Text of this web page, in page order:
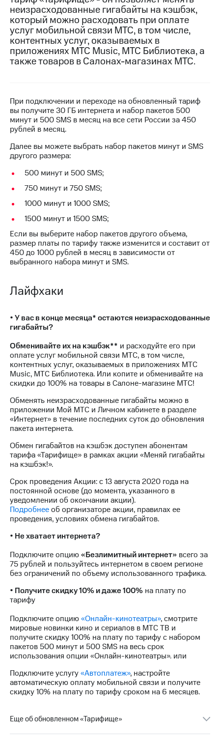
Роуминг
Семейная
группа
Оформить
eSIM
карта
для
Оформить
чистый
номер
Выбрать
красивый
номер
Заменить
Перейти
eSIM
Выберите
и подключите
ТВ
с выгодным
тарифом
Тарифы
Интернет,
ТВ и телефон
для дома
Услуги
Акции
Домашний
интернет
ТВ
Спутниковое
ТВ
телефон
в МТС
со своим
номером
Поддержка
и подписки
МТС
Premium
Подписка
на гигабайты
интернета,
на связь
Тарифы
RED,
РИИЛ
и МТС
Супер
с карты
МТС
Деньги
и подключите
ТВ
тарифом
Тарифы
Интернет,
ТВ и телефон
для дома
Услуги
кабинет
ТВ
Личный
кабинет
спутникового
ТВ
Скачать
приложение
Мой
МТС
Акции
Видеонаблюдение
для дома
149 ₽/
МТС
Premium
Подписка
интернета,
музыка
и многое
другое
Семейная
Скидка
на тарифы,
общие
подписки
и услуги,
доступ
к геолокации
Сертификаты
Всё
под
неизрасходованные гигабайты на кэшбэк,
который можно расходовать при оплате
услуг мобильной связи МТС, в том числе,
контентных услуг, оказываемых в
приложениях МТС Music, МТС Библиотека, а
также товаров в Салонах-магазинах МТС.
При подключении и переходе на обновленный тариф
вы получите 30 ГБ интернета и набор пакетов 500
минут и 500 SMS в месяц на все сети России за 450
рублей в месяц.
Далее вы можете выбрать набор пакетов минут и SMS
другого размера:
500 минут и 500 SMS;
750 минут и 750 SMS;
1000 минут и 1000 SMS;
1500 минут и 1500 SMS;
Если вы выберите набор пакетов другого объема,
размер платы по тарифу также изменится и составит от
450 до 1000 рублей в месяц в зависимости от
выбранного набора минут и SMS.
Лайфхаки
• У вас в конце месяца* остаются неизрасходованные
гигабайты?
Обменивайте их на кэшбэк** и расходуйте его при
оплате услуг мобильной связи МТС, в том числе,
контентных услуг, оказываемых в приложениях МТС
Music, МТС Библиотека. Или копите и обменивайте на
скидки до 100% на товары в Салоне-магазине МТС!
Обменять неизрасходованные гигабайты можно в
приложении Мой МТС и Личном кабинете в разделе
«Интернет» в течение последних суток до обновления
пакета интернета.
Обмен гигабайтов на кэшбэк доступен абонентам
тарифа «Тарифище» в рамках акции «Меняй гигабайты
на кэшбэк!».
Срок проведения Акции: с 13 августа 2020 года на
постоянной основе (до момента, указанного в
уведомлении об окончании акции).
Подробнееоб организаторе акции, правилах ее
проведения, условиях обмена гигабайтов.
• Не хватает интернета?
Подключите опцию«Безлимитный интернет» всего за
75 рублей и пользуйтесь интернетом в своем регионе
без ограничений по объему использованного трафика.
• Получите скидку 10% и даже 100% на плату по
тарифу
Подключите опцию«Онлайн-кинотеатры», смотрите
мировые новинки кино и сериалов в МТС ТВ и
получите скидку 100% на плату по тарифу с набором
пакетов 500 минут и 500 SMS на весь срок
использования опции «Онлайн-кинотеатры». или
Подключите услугу«Автоплатеж», настройте
автоматическую оплату мобильной связи и получите
скидку 10% на плату по тарифу сроком на 6 месяцев.
Еще об обновленном «Тарифище»